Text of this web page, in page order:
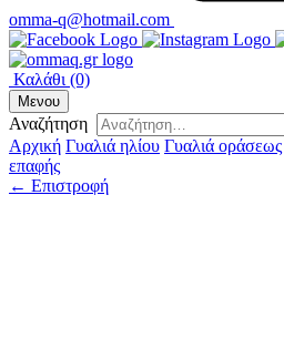
omma-q@hotmail.com
Καλάθι (0)
Μενου
Αναζήτηση
Αρχική Γυαλιά ηλίου Γυαλιά οράσεως
επαφής
← Επιστροφή